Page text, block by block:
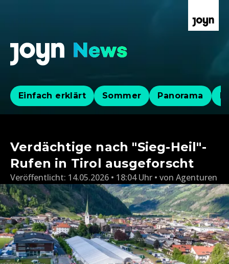
Einfach erklärt Sommer Panorama
Verdächtige nach "Sieg-Heil"-
Rufen in Tirol ausgeforscht
Veröffentlicht: 14.05.2026 • 18:04 Uhr von Agenturen